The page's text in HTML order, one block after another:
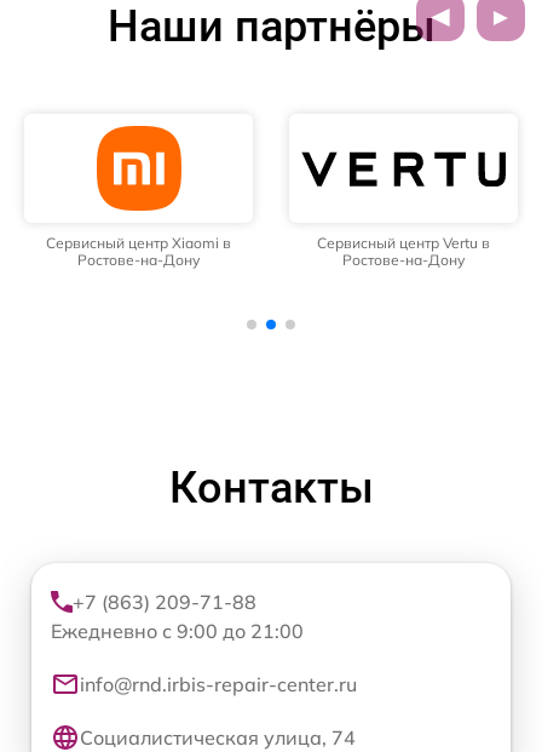
Наши партнёры
Сервисный центр Xiaomi в
Ростове-на-Дону
Сервисный центр Vertu в
Ростове-на-Дону
Контакты
+7 (863) 209-71-88
Ежедневно с 9:00 до 21:00
info@rnd.irbis-repair-center.ru
Социалистическая улица, 74